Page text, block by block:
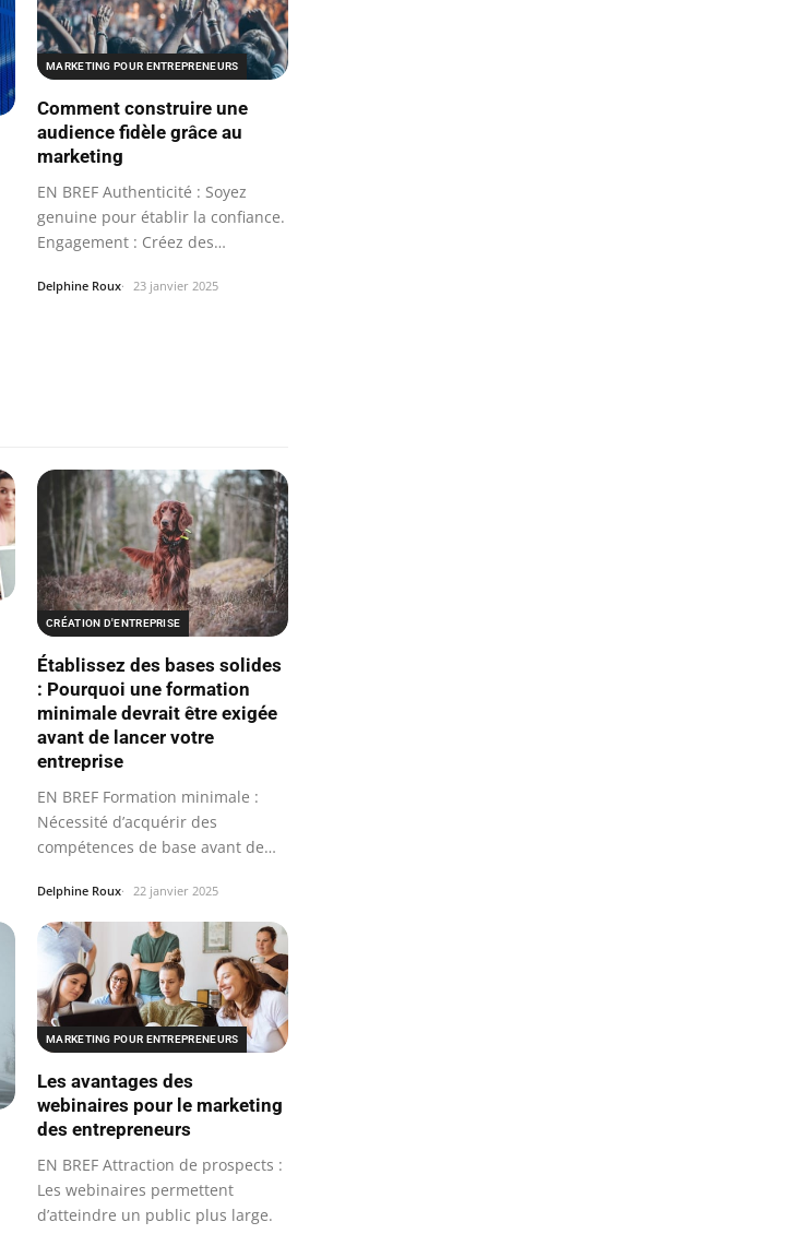
MARKETING POUR ENTREPRENEURS
Comment construire une
audience fidèle grâce au
marketing
EN BREF Authenticité : Soyez
genuine pour établir la confiance.
Engagement : Créez des
Delphine Roux 23 janvier 2025
CRÉATION D'ENTREPRISE
Établissez des bases solides
: Pourquoi une formation
minimale devrait être exigée
avant de lancer votre
entreprise
EN BREF Formation minimale :
Nécessité d’acquérir des
compétences de base avant de
Delphine Roux 22 janvier 2025
MARKETING POUR ENTREPRENEURS
Les avantages des
webinaires pour le marketing
des entrepreneurs
EN BREF Attraction de prospects :
Les webinaires permettent
d’atteindre un public plus large.